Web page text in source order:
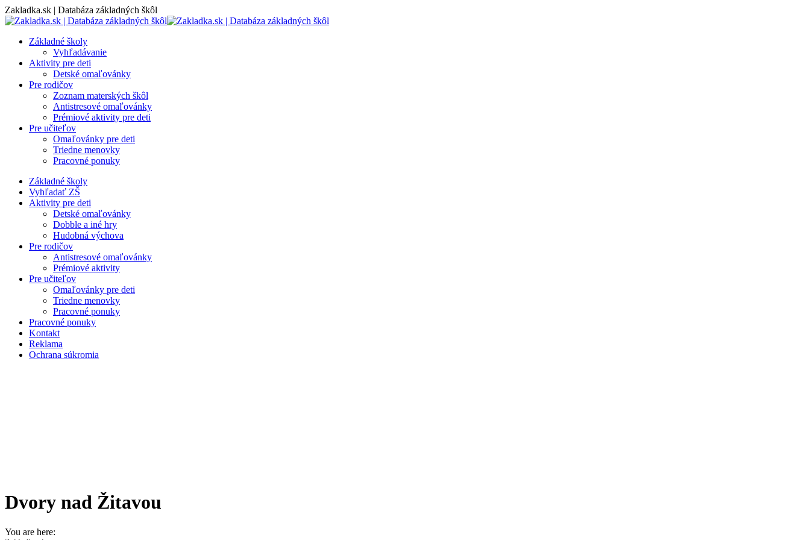
Skip
to
Zakladka.sk | Databáza základných škôl
Základné školy
Vyhľadávanie
Aktivity pre deti
Detské omaľovánky
Pre rodičov
Zoznam materských škôl
Antistresové omaľovánky
Prémiové aktivity pre deti
Pre učiteľov
Omaľovánky pre deti
Triedne menovky
Pracovné ponuky
Základné školy
Vyhľadať ZŠ
Aktivity pre deti
Detské omaľovánky
Dobble a iné hry
Hudobná výchova
Pre rodičov
Antistresové omaľovánky
Prémiové aktivity
Pre učiteľov
Omaľovánky pre deti
Triedne menovky
Pracovné ponuky
Pracovné ponuky
Kontakt
Reklama
Ochrana súkromia
Dvory nad Žitavou
You are here: